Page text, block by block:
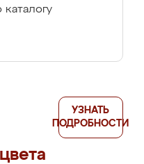
каталогу
УЗНАТЬ
ПОДРОБНОСТИ